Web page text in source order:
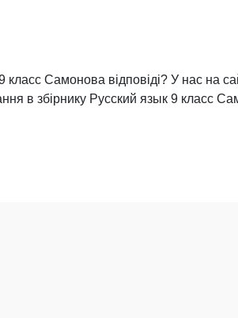
Самонова відповіді? У нас на
в збірнику Русский язык 9 класс